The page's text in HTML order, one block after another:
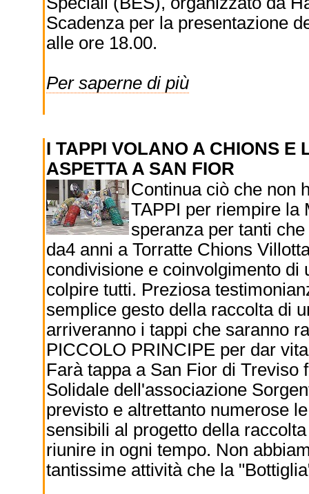
Scadenza per la presentazione
alle ore 18.00.
Per saperne di più
I TAPPI VOLANO A CHIONS
ASPETTA A SAN FIOR
Continua ciò che non
TAPPI per riempire la
speranza per tanti
da4 anni a Torratte Chions
condivisione e coinvolgimento di
colpire tutti. Preziosa
semplice gesto della raccolta di
arriveranno i tappi che saranno
PICCOLO PRINCIPE per dar
Farà tappa a San Fior di Treviso
Solidale dell'associazione
previsto e altrettanto numerose
sensibili al progetto della
riunire in ogni tempo. Non
tantissime attività che la